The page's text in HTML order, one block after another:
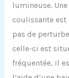
lumineuse.
coulissante est
pas de
celle-ci est
fréquentée, il